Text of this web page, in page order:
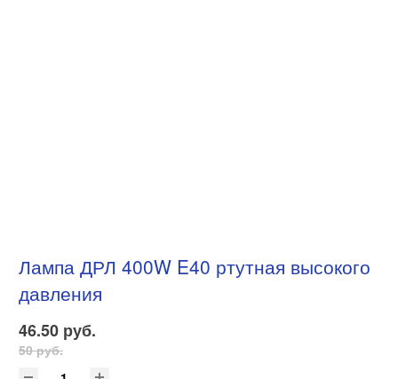
Лампа ДРЛ 400W E40 ртутная высокого
давления
46.50 руб.
50 руб.